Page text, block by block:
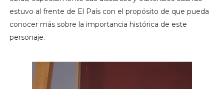
estuvo al frente de El País con el propósito de que pueda
conocer más sobre la importancia histórica de este
personaje.